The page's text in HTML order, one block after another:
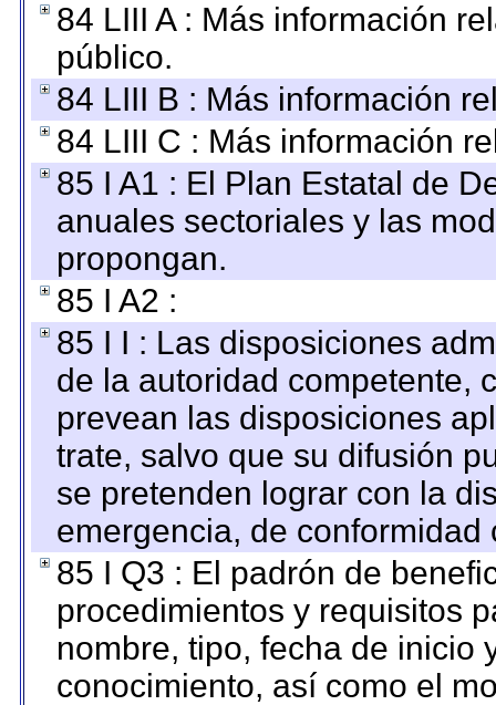
84 LIII A : Más información
público.
84 LIII B : Más información
84 LIII C : Más información
85 I A1 : El Plan Estatal de
anuales sectoriales y las
propongan.
85 I A2 :
85 I I : Las disposiciones
de la autoridad competente,
prevean las disposiciones
trate, salvo que su difusión
se pretenden lograr con la
emergencia, de
85 I Q3 : El padrón de
procedimientos y requisitos
nombre, tipo, fecha de inicio
conocimiento, así como el